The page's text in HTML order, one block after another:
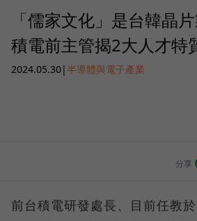
「儒家文化」是台韓晶
積電前主管揭2大人才特
2024.05.30|半導體與電子產業
分享
前台積電研發處長、目前任教